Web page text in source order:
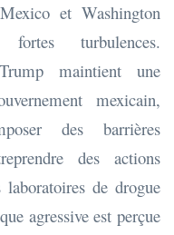
et Washington
turbulences.
maintient une
mexicain,
des barrières
des actions
de drogue
agressive est perçue